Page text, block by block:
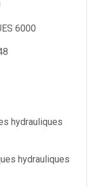
6000
hydrauliques
hydrauliques